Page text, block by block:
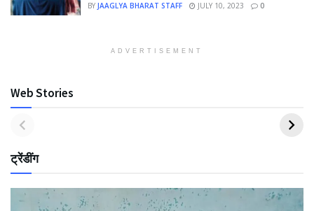
BY JAAGLYA BHARAT STAFF JULY 10, 2023 0
ADVERTISEMENT
Web Stories
ट्रेंडींग